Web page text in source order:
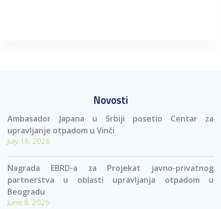
Novosti
Ambasador Japana u Srbiji posetio Centar za
upravljanje otpadom u Vinči
July 16, 2026
Nagrada EBRD-a za Projekat javno-privatnog
partnerstva u oblasti upravljanja otpadom u
Beogradu
June 8, 2026